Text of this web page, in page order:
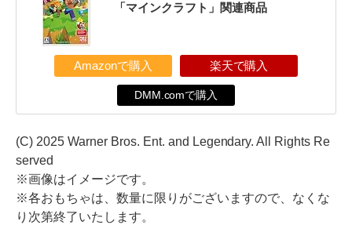
「マインクラフト」関連商品
Amazonで購入 楽天で購入
DMM.comで購入
(C) 2025 Warner Bros. Ent. and Legendary. All Rights Re
served
※画像はイメージです。
※各おもちゃは、数量に限りがございますので、なくな
り次第終了いたします。